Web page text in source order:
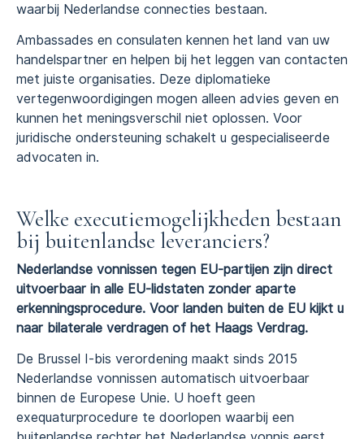
waarbij Nederlandse connecties bestaan.
Ambassades en consulaten kennen het land van uw
handelspartner en helpen bij het leggen van contacten
met juiste organisaties. Deze diplomatieke
vertegenwoordigingen mogen alleen advies geven en
kunnen het meningsverschil niet oplossen. Voor
juridische ondersteuning schakelt u gespecialiseerde
advocaten in.
Welke executiemogelijkheden bestaan
bij buitenlandse leveranciers?
Nederlandse vonnissen tegen EU-partijen zijn direct
uitvoerbaar in alle EU-lidstaten zonder aparte
erkenningsprocedure. Voor landen buiten de EU kijkt u
naar bilaterale verdragen of het Haags Verdrag.
De Brussel I-bis verordening maakt sinds 2015
Nederlandse vonnissen automatisch uitvoerbaar
binnen de Europese Unie. U hoeft geen
exequaturprocedure te doorlopen waarbij een